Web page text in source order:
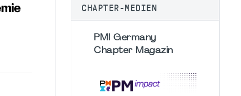
CHAPTER-MEDIEN
PMI Germany
Chapter Magazin